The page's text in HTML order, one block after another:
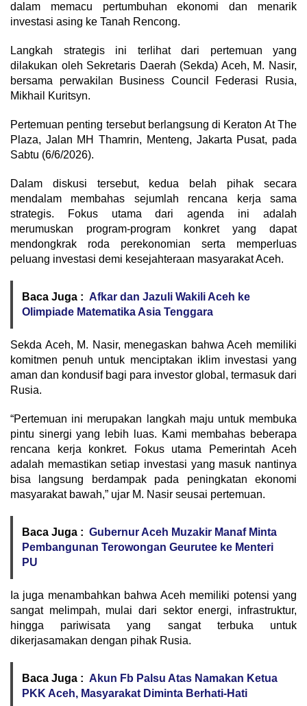
dalam memacu pertumbuhan ekonomi dan menarik
investasi asing ke Tanah Rencong.
Langkah strategis ini terlihat dari pertemuan yang
dilakukan oleh Sekretaris Daerah (Sekda) Aceh, M. Nasir,
bersama perwakilan Business Council Federasi Rusia,
Mikhail Kuritsyn.
Pertemuan penting tersebut berlangsung di Keraton At The
Plaza, Jalan MH Thamrin, Menteng, Jakarta Pusat, pada
Sabtu (6/6/2026).
Dalam diskusi tersebut, kedua belah pihak secara
mendalam membahas sejumlah rencana kerja sama
strategis. Fokus utama dari agenda ini adalah
merumuskan program-program konkret yang dapat
mendongkrak roda perekonomian serta memperluas
peluang investasi demi kesejahteraan masyarakat Aceh.
Baca Juga : Afkar dan Jazuli Wakili Aceh ke
Olimpiade Matematika Asia Tenggara
Sekda Aceh, M. Nasir, menegaskan bahwa Aceh memiliki
komitmen penuh untuk menciptakan iklim investasi yang
aman dan kondusif bagi para investor global, termasuk dari
Rusia.
“Pertemuan ini merupakan langkah maju untuk membuka
pintu sinergi yang lebih luas. Kami membahas beberapa
rencana kerja konkret. Fokus utama Pemerintah Aceh
adalah memastikan setiap investasi yang masuk nantinya
bisa langsung berdampak pada peningkatan ekonomi
masyarakat bawah,” ujar M. Nasir seusai pertemuan.
Baca Juga : Gubernur Aceh Muzakir Manaf Minta
Pembangunan Terowongan Geurutee ke Menteri
PU
Ia juga menambahkan bahwa Aceh memiliki potensi yang
sangat melimpah, mulai dari sektor energi, infrastruktur,
hingga pariwisata yang sangat terbuka untuk
dikerjasamakan dengan pihak Rusia.
Baca Juga : Akun Fb Palsu Atas Namakan Ketua
PKK Aceh, Masyarakat Diminta Berhati-Hati